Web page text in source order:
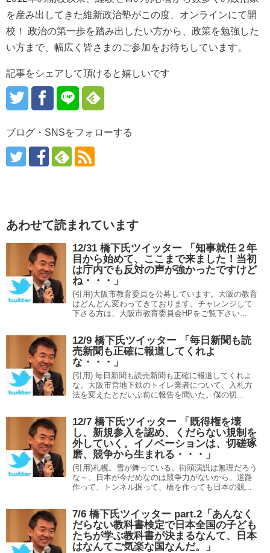
を産み出してきた維新政治塾がこの度、オンラインにて開
校！ 政治の第一歩を踏み出したい方から、政策を勉強した
い方まで、幅広く皆さまのご参加をお待ちしています。
記事をシェアして頂けると嬉しいです
ブログ・SNSをフォローする
あわせて読まれています
12/31 橋下氏ツイッター 「知事就任２年
目から始めて、ここまで来ました！当初
は庁内でも反対の声が強かったですけど
ね・・・」
(引用)大阪市教育委員を公募しています。大阪の教育
はどんどん変わってきております。チャレンジして
下さる方は、大阪市教育委員会HPをご覧下さい...
12/9 橋下氏ツイッター 「毎日新聞も読
売新聞も正確に報道してくれよ
な・・・」
(引用) 毎日新聞も読売新聞も正確に報道してくれよ
な。大阪市営地下鉄のトイレ業者について、入札方
法を変えたとだいぶ前に報告を聞いた。僕の切...
12/7 橋下氏ツイッター 「既得権を壊
し、新規参入を認め、くだらない規制を
外していく。イノベーションは、切磋琢
磨、競争から生まれる・・・」
(引用)札幌。雪が舞っている。街頭演説は無理だろう
な～。日本が今だめなのは競争力がないから。道路
作って、トンネル掘って、橋を作っても日本の競...
7/6 橋下氏ツイッター part.2「あんなく
だらない教科書検定で日本全国の子ども
たちが学ぶ教科書が決まるなんて、日本
はなんてご気楽な国なんだ。」